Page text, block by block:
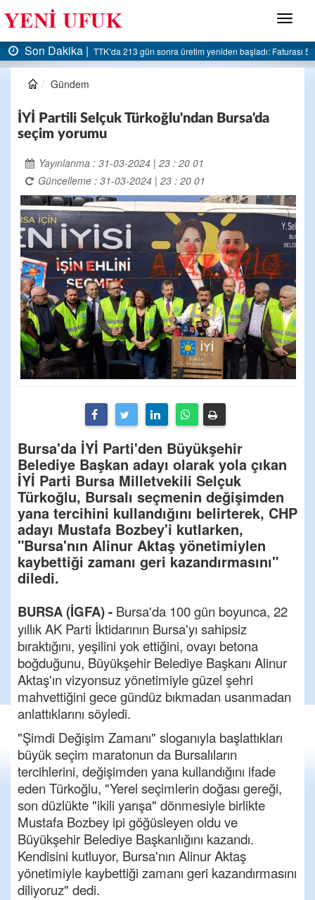
Menü
5 milyar liraya dayandı
Son Dakika |AK Parti Ereğli İlçe Başkanlığı’ndan belediyeye sert
Gündem
İYİ Partili Selçuk Türkoğlu'ndan Bursa'da
seçim yorumu
Yayınlanma : 31-03-2024 | 23 : 20 01
Güncelleme : 31-03-2024 | 23 : 20 01
Bursa'da İYİ Parti'den Büyükşehir
Belediye Başkan adayı olarak yola çıkan
İYİ Parti Bursa Milletvekili Selçuk
Türkoğlu, Bursalı seçmenin değişimden
yana tercihini kullandığını belirterek, CHP
adayı Mustafa Bozbey'i kutlarken,
"Bursa'nın Alinur Aktaş yönetimiylen
kaybettiği zamanı geri kazandırmasını"
diledi.
BURSA (İGFA) - Bursa'da 100 gün boyunca, 22
yıllık AK Parti İktidarının Bursa'yı sahipsiz
bıraktığını, yeşilini yok ettiğini, ovayı betona
boğduğunu, Büyükşehir Belediye Başkanı Alinur
Aktaş'ın vizyonsuz yönetimiyle güzel şehri
mahvettiğini gece gündüz bıkmadan usanmadan
anlattıklarını söyledi.
"Şimdi Değişim Zamanı" sloganıyla başlattıkları
büyük seçim maratonun da Bursalıların
tercihlerini, değişimden yana kullandığını ifade
eden Türkoğlu, "Yerel seçimlerin doğası gereği,
son düzlükte "ikili yarışa" dönmesiyle birlikte
Mustafa Bozbey ipi göğüsleyen oldu ve
Büyükşehir Belediye Başkanlığını kazandı.
Kendisini kutluyor, Bursa'nın Alinur Aktaş
yönetimiyle kaybettiği zamanı geri kazandırmasını
diliyoruz" dedi.